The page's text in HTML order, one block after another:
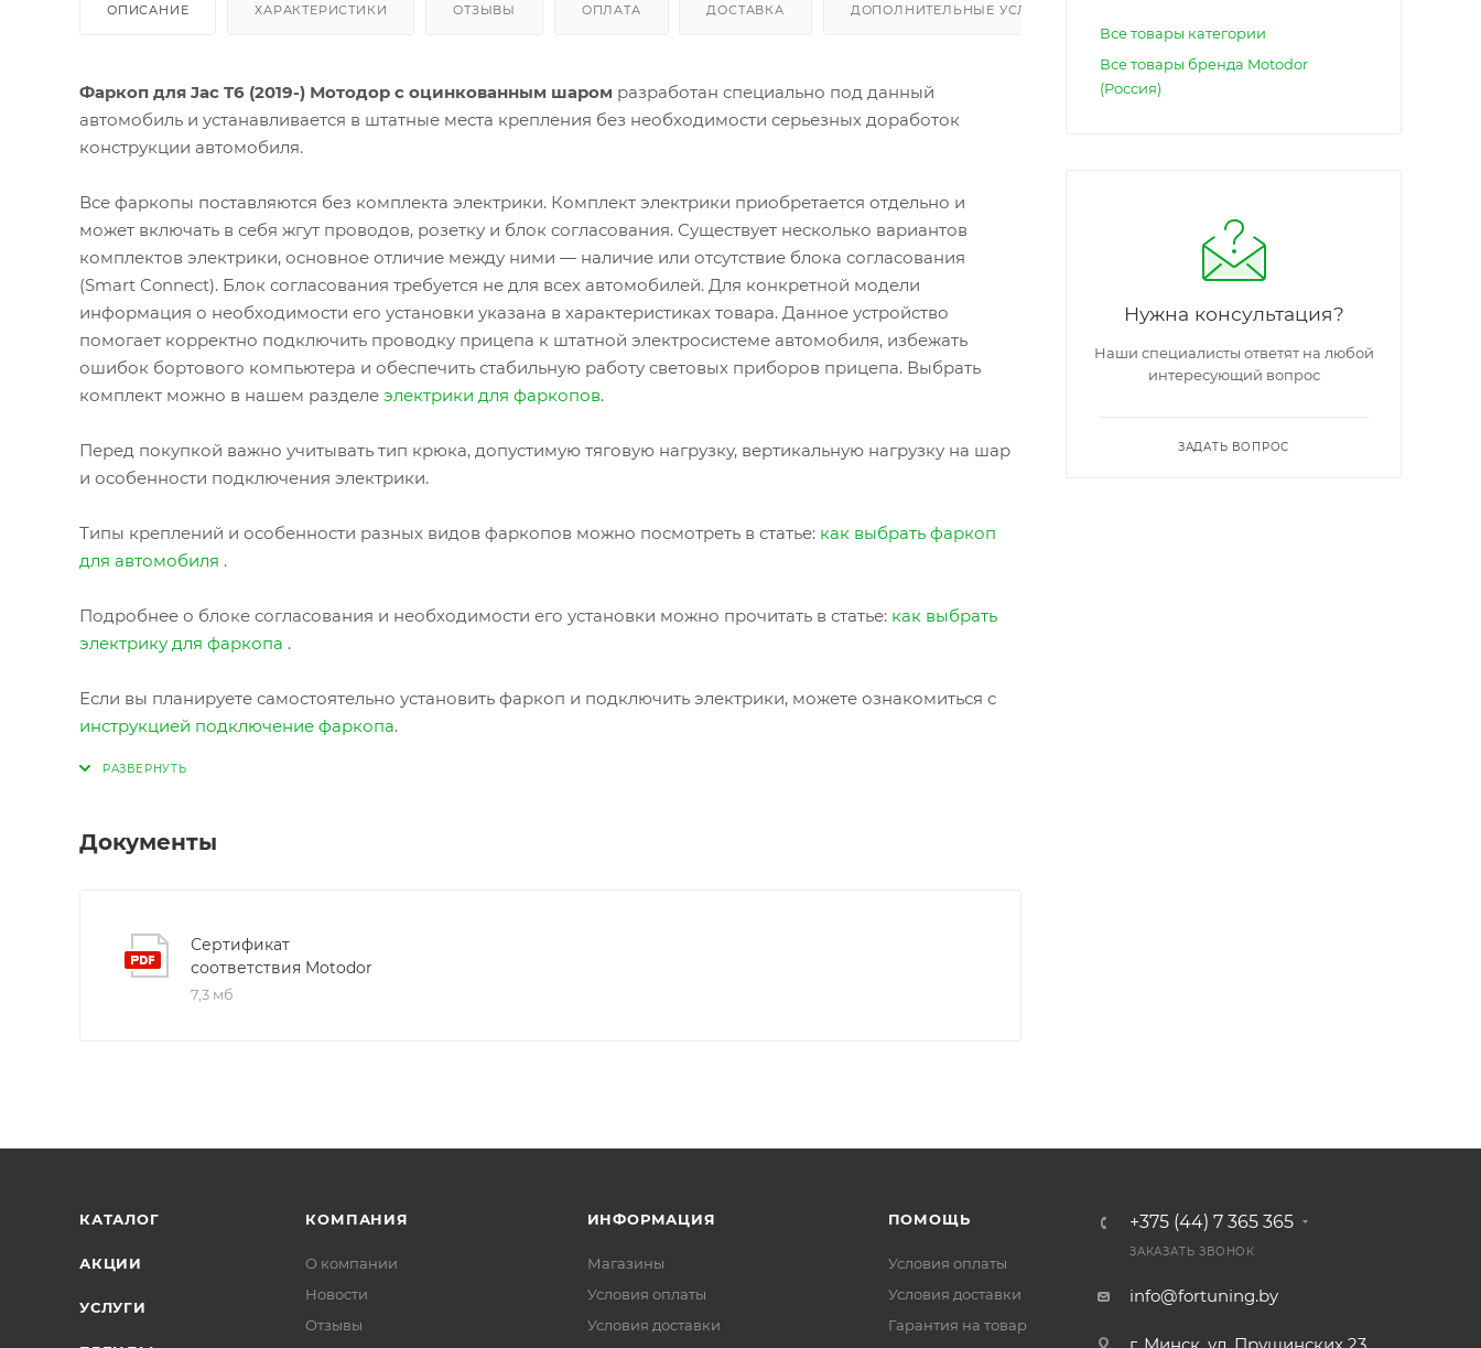
ОПИСАНИЕ ХАРАКТЕРИСТИКИ ОТЗЫВЫ ОПЛАТА ДОСТАВКА ДОПОЛНИТЕЛЬНЫЕ УСЛУГИ
Фаркоп для Jac T6 (2019-) Мотодор с оцинкованным шаром разработан специально под данный
автомобиль и устанавливается в штатные места крепления без необходимости серьезных доработок
конструкции автомобиля.
Все фаркопы поставляются без комплекта электрики. Комплект электрики приобретается отдельно и
может включать в себя жгут проводов, розетку и блок согласования. Существует несколько вариантов
комплектов электрики, основное отличие между ними — наличие или отсутствие блока согласования
(Smart Connect). Блок согласования требуется не для всех автомобилей. Для конкретной модели
информация о необходимости его установки указана в характеристиках товара. Данное устройство
помогает корректно подключить проводку прицепа к штатной электросистеме автомобиля, избежать
ошибок бортового компьютера и обеспечить стабильную работу световых приборов прицепа. Выбрать
комплект можно в нашем разделе электрики для фаркопов.
Перед покупкой важно учитывать тип крюка, допустимую тяговую нагрузку, вертикальную нагрузку на шар
и особенности подключения электрики.
Типы креплений и особенности разных видов фаркопов можно посмотреть в статье: как выбрать фаркоп
для автомобиля .
Подробнее о блоке согласования и необходимости его установки можно прочитать в статье: как выбрать
электрику для фаркопа .
Если вы планируете самостоятельно установить фаркоп и подключить электрики, можете ознакомиться с
инструкцией подключение фаркопа.
Документы
Сертификат
соответствия Motodor
7,3 мб
Все товары категории
Все товары бренда Motodor
(Россия)
Нужна консультация?
Наши специалисты ответят на любой
интересующий вопрос
ЗАДАТЬ ВОПРОС
КАТАЛОГ
АКЦИИ
УСЛУГИ
КОМПАНИЯ
О компании
Новости
Отзывы
ИНФОРМАЦИЯ
Магазины
Условия оплаты
Условия доставки
ПОМОЩЬ
Условия оплаты
Условия доставки
Гарантия на товар
+375 (44) 7 365 365
ЗАКАЗАТЬ ЗВОНОК
info@fortuning.by